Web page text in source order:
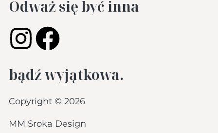
Odważ się być inna
bądź wyjątkowa.
Copyright © 2026
MM Sroka Design